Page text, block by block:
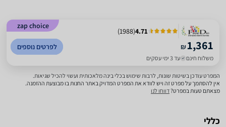
zap choice
4.71
(
1988
)
₪1,361
משלוח חינם עד 3 ימי עסקים
לפרטים נוספים
המפרט עודכן בשיטות שונות, לרבות שימוש בכלי בינה מלאכותית ועשוי להכיל שגיאות.
אין להסתמך על מפרט זה ויש לוודא את המפרט המדויק באתר החנות בו מבוצעת ההזמנה.
מצאתם טעות במפרט?דווחו לנו
כללי